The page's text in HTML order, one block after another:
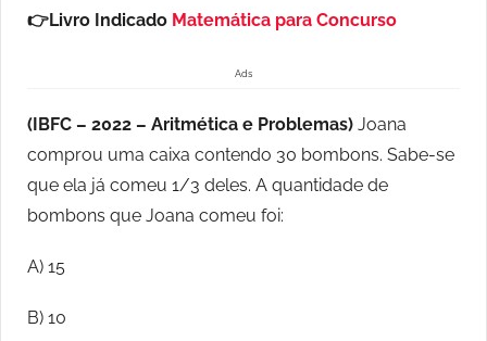
👉Livro Indicado Matemática para Concurso
Ads
(IBFC – 2022 – Aritmética e Problemas) Joana
comprou uma caixa contendo 30 bombons. Sabe-se
que ela já comeu 1/3 deles. A quantidade de
bombons que Joana comeu foi:
A) 15
B) 10